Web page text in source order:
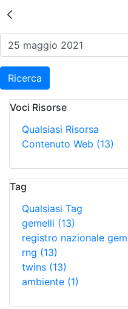
Risultati
Ricerca
Voci Risorse
Qualsiasi Risorsa
Contenuto Web (13)
Tag
Qualsiasi Tag
gemelli (13)
registro nazionale
rng (13)
twins (13)
ambiente (1)